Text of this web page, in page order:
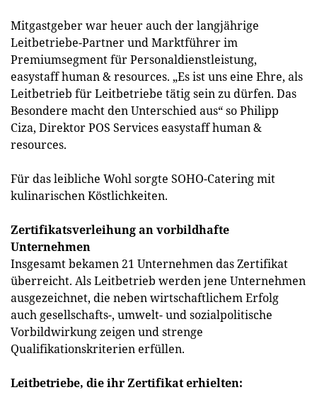
Mitgastgeber war heuer auch der langjährige
Leitbetriebe-Partner und Marktführer im
Premiumsegment für Personaldienstleistung,
easystaff human & resources. „Es ist uns eine Ehre, als
Leitbetrieb für Leitbetriebe tätig sein zu dürfen. Das
Besondere macht den Unterschied aus“ so Philipp
Ciza, Direktor POS Services easystaff human &
resources.
Für das leibliche Wohl sorgte SOHO-Catering mit
kulinarischen Köstlichkeiten.
Zertifikatsverleihung an vorbildhafte
Unternehmen
Insgesamt bekamen 21 Unternehmen das Zertifikat
überreicht. Als Leitbetrieb werden jene Unternehmen
ausgezeichnet, die neben wirtschaftlichem Erfolg
auch gesellschafts-, umwelt- und sozialpolitische
Vorbildwirkung zeigen und strenge
Qualifikationskriterien erfüllen.
Leitbetriebe, die ihr Zertifikat erhielten: